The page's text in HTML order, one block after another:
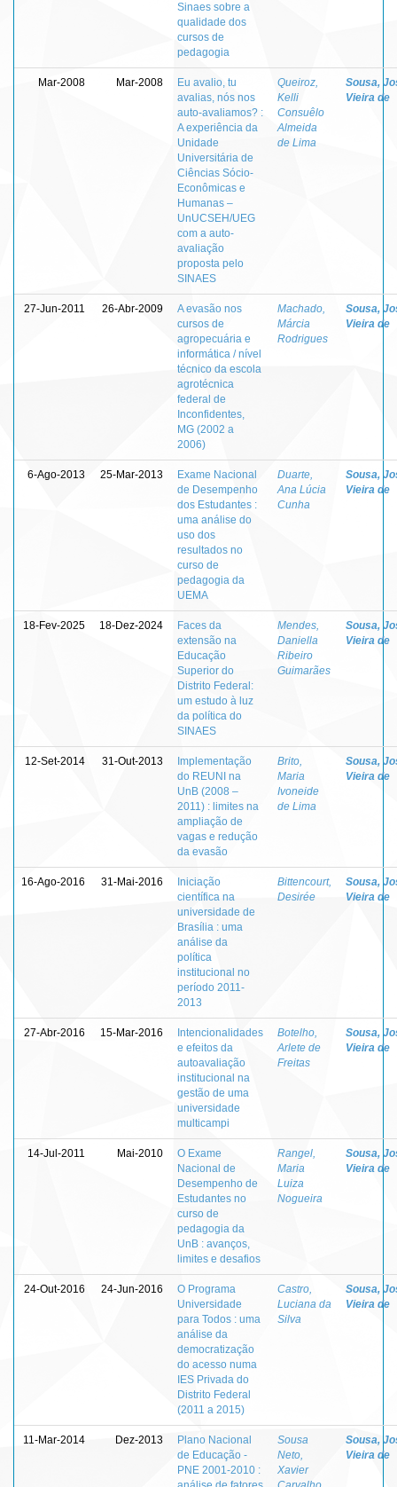
Sinaes sobre a
qualidade dos
cursos de
pedagogia
Mar-2008 Mar-2008
Eu avalio, tu
avalias, nós nos
auto-avaliamos? :
A experiência da
Unidade
Universitária de
Ciências Sócio-
Econômicas e
Humanas –
UnUCSEH/UEG
com a auto-
avaliação
proposta pelo
SINAES
Queiroz,
Kelli
Consuêlo
Almeida
de Lima
Sousa,
Vieira de
27-Jun-2011 26-Abr-2009
A evasão nos
cursos de
agropecuária e
informática / nível
técnico da escola
agrotécnica
federal de
Inconfidentes,
MG (2002 a
2006)
Machado,
Márcia
Rodrigues
Sousa,
Vieira de
6-Ago-2013 25-Mar-2013
Exame Nacional
de Desempenho
dos Estudantes :
uma análise do
uso dos
resultados no
curso de
pedagogia da
UEMA
Duarte,
Ana Lúcia
Cunha
Sousa,
Vieira de
18-Fev-2025 18-Dez-2024
Faces da
extensão na
Educação
Superior do
Distrito Federal:
um estudo à luz
da política do
SINAES
Mendes,
Daniella
Ribeiro
Guimarães
Sousa,
Vieira de
12-Set-2014 31-Out-2013
Implementação
do REUNI na
UnB (2008 –
2011) : limites na
ampliação de
vagas e redução
da evasão
Brito,
Maria
Ivoneide
de Lima
Sousa,
Vieira de
16-Ago-2016 31-Mai-2016
Iniciação
científica na
universidade de
Brasília : uma
análise da
política
institucional no
período 2011-
2013
Bittencourt,
Desirée
Sousa,
Vieira de
27-Abr-2016 15-Mar-2016
Intencionalidades
e efeitos da
autoavaliação
institucional na
gestão de uma
universidade
multicampi
Botelho,
Arlete de
Freitas
Sousa,
Vieira de
14-Jul-2011 Mai-2010
O Exame
Nacional de
Desempenho de
Estudantes no
curso de
pedagogia da
UnB : avanços,
limites e desafios
Rangel,
Maria
Luiza
Nogueira
Sousa,
Vieira de
24-Out-2016 24-Jun-2016
O Programa
Universidade
para Todos : uma
análise da
democratização
do acesso numa
IES Privada do
Distrito Federal
(2011 a 2015)
Castro,
Luciana da
Silva
Sousa,
Vieira de
11-Mar-2014 Dez-2013
Plano Nacional
de Educação -
PNE 2001-2010 :
Sousa
Neto,
Xavier
Sousa,
Vieira de